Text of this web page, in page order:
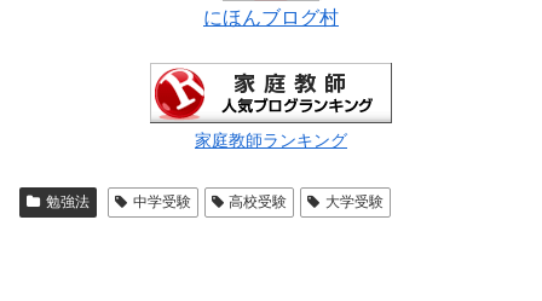
にほんブログ村
家庭教師ランキング
勉強法 中学受験 高校受験 大学受験